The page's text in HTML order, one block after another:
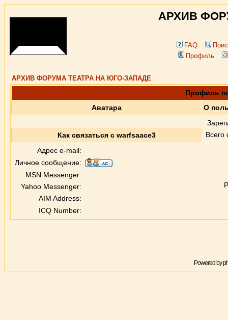
АРХИВ
FAQ
Профиль
АРХИВ ФОРУМА ТЕАТРА НА ЮГО-ЗАПАДЕ
Профиль
Аватара
О
Как связаться с warfsaace3
Адрес e-mail:
Личное сообщение:
MSN Messenger:
Yahoo Messenger:
AIM Address:
ICQ Number:
Powered by